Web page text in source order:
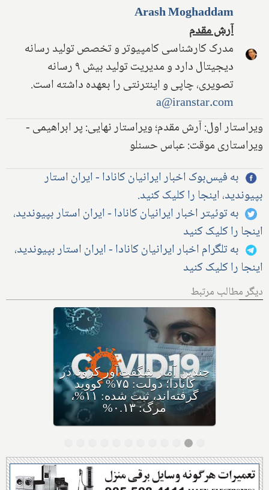
Arash Moghaddam
آرش مقدم
مدرک کارشناسی کامپیوتر و تخصص تولید رسانه
دیجیتال دارد و مدیریت تولید بیش ۹ رسانه
تصویری، چاپی و اینترنتی را بعهده داشته است.
a@iranstar.com
ویراستار اول: آرش مقدم؛ ویراستار نهایی: پر ابراهیمی -
ویراستاری موقت: عباس حسنلو
به فیس‌بوک اخبار ایرانیان کانادا - ایران استار
بپیوندید، اینجا را کلیک کنید.
به توئیتر اخبار ایرانیان کانادا - ایران استار بپیوندید،
اینجا را کلیک کنید
به تلگرام اخبار ایرانیان کانادا - ایران استار بپیوندید،
اینجا را کلیک کنید
دیگر مطالب مرتبط
کرونای جدید ایی‌جی ۵ با نام
مختصر اریس ظهور کرده،
متخصصان: سریعا واکسن بزنید